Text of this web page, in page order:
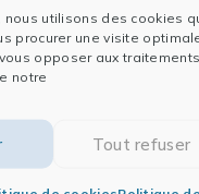
nous utilisons des cookies
procurer une visite
opposer aux
notre
Tout refuser